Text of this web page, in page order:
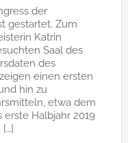
der
gestartet. Zum
Katrin
Saal des
des
einen ersten
hin zu
etwa dem
erste Halbjahr 2019